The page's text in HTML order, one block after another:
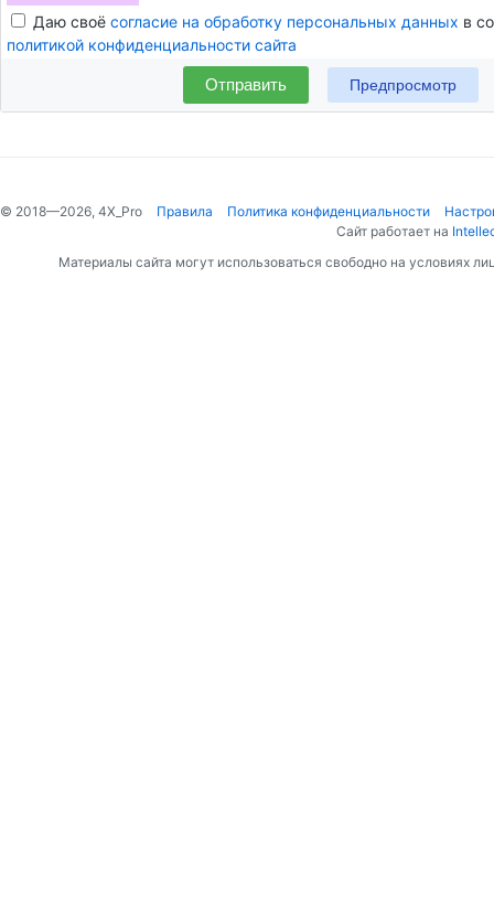
Даю своё согласие на обработку персональных данных в
политикой конфиденциальности сайта
Отправить
© 2018—2026, 4X_Pro Правила Политика конфиденциальности
Сайт работает на
Материалы сайта могут использоваться свободно на условиях